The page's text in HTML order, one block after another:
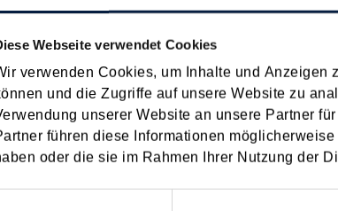
Webseite verwendet Cookies
verwenden Cookies, um Inhalte und
und die Zugriffe auf unsere Website zu
unserer Website an unsere Partner
führen diese Informationen
oder die sie im Rahmen Ihrer Nutzung der
durch das Budgetbegleitgesetz
2027-2028 – aktuell als Regierungsvorlage
empfehlen drucken
stellt hohe Anforderungen an